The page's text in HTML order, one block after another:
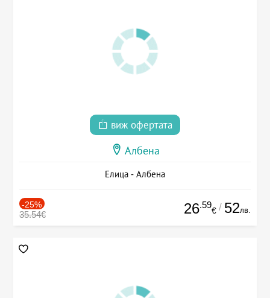
виж офертата
Албена
Елица - Албена
-25%
35.54€ 26.59
€ / 52лв.